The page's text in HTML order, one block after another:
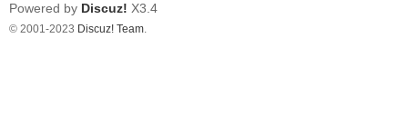
Powered by Discuz! X3.4
© 2001-2023 Discuz! Team.